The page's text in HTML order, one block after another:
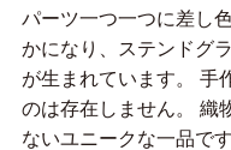
パーツ一つ一つに差し
かになり、ステンドグ
が生まれています。 手
のは存在しません。 織
ないユニークな一品です